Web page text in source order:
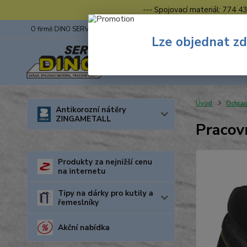
--- Spojovací materiál: 774
O firmě DINO SERVIS s.r.o.
Antikorozní nátěry
ZINGAMETALL
Produkty za nejnižší cenu
na internetu
Tipy na dárky pro kutily a
řemeslníky
Akční nabídka
Úvod
Lze objednat